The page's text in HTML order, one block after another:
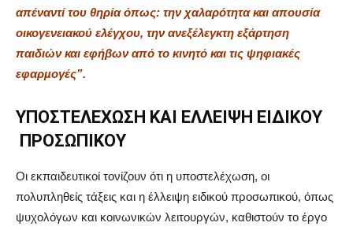
απέναντί του θηρία όπως: την χαλαρότητα και απουσία
οικογενειακού ελέγχου, την ανεξέλεγκτη εξάρτηση
παιδιών και εφήβων από το κινητό και τις ψηφιακές
εφαρµογές”.
ΥΠΟΣΤΕΛΕΧΩΣΗ ΚΑΙ ΕΛΛΕΙΨΗ ΕΙ∆ΙΚΟΥ
ΠΡΟΣΩΠΙΚΟΥ
Οι εκπαιδευτικοί τονίζουν ότι η υποστελέχωση, οι
πολυπληθείς τάξεις και η έλλειψη ειδικού προσωπικού, όπως
ψυχολόγων και κοινωνικών λειτουργών, καθιστούν το έργο